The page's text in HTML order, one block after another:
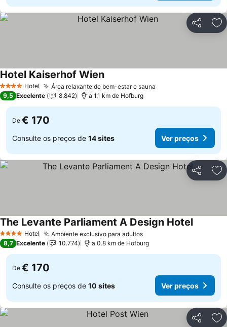
Partilhar
4 EstrelasHotel Área relaxante de bem-estar e sauna
Hotel Kaiserhof Wien
9,5 Excelente 8.842 a 1.1 km de Hofburg
De € 170
Consulte os preços de 14 sites Ver preços
Partilhar
4 EstrelasHotel Ambiente exclusivo para adultos
The Levante Parliament A Design Hotel
8,7 Excelente 10.774 a 0.8 km de Hofburg
De € 170
Consulte os preços de 10 sites Ver preços
Partilhar